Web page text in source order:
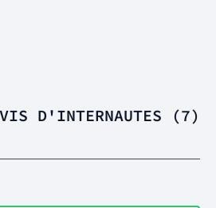
D'INTERNAUTES (7)